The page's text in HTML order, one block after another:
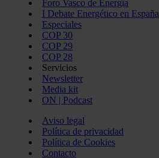
Foro Vasco de Energía
I Debate Energético en España
Especiales
COP 30
COP 29
COP 28
Servicios
Newsletter
Media kit
ON | Podcast
Aviso legal
Política de privacidad
Política de Cookies
Contacto